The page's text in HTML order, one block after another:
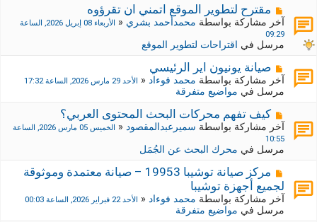
د
ة
ك
ة
ج
د
ي
ة
م
ش
ا
ك
ة
ج
د
ي
ة
مقترح لتطوير الموقع اتمني ان تقرؤوه
آخر مشاركة بواسطة محمدأحمد بشري«
الأربعاء 08 إبريل 2026, الساعة
09:29
مرسل في اقتراحات لتطوير الموقع
م
ش
ر
ك
ة
ج
د
ي
ة
صيانة يونيون اير الرئيسي
آخر مشاركة بواسطة محمد فوءاد« الأحد 29 مارس 2026, الساعة 17:32
مرسل في مواضيع متفرقة
م
ش
ا
ك
ة
ج
د
ي
د
كيف تفهم محركات البحث المحتوى العربي؟
آخر مشاركة بواسطة سميرعبدالمقصود«
الخميس 05 مارس 2026, الساعة
10:55
مرسل في محرك البحث عن الجُمَل
م
ش
ا
ر
ك
مركز صيانة توشيبا 19953 – صيانة معتمدة وموثوقة
لجميع أجهزة توشيبا
آخر مشاركة بواسطة محمد فوءاد« الأحد 22 فبراير 2026, الساعة 00:03
مرسل في مواضيع متفرقة